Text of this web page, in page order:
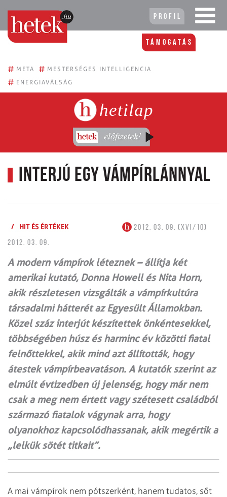
Profil
Támogatás
# META # MESTERSÉGES INTELLIGENCIA
# ENERGIAVÁLSÁG
hetilap
Interjú egy vámpírlánnyal
/ HIT ÉS ÉRTÉKEK
2012. 03. 09. (XVI/10)
2012. 03. 09.
A modern vámpírok léteznek – állítja két
amerikai kutató, Donna Howell és Nita Horn,
akik részletesen vizsgálták a vámpírkultúra
társadalmi hátterét az Egyesült Államokban.
Közel száz interjút készítettek önkéntesekkel,
többségében húsz és harminc év közötti fiatal
felnőttekkel, akik mind azt állították, hogy
átestek vámpírbeavatáson. A kutatók szerint az
elmúlt évtizedben új jelenség, hogy már nem
csak a meg nem értett vagy szétesett családból
származó fiatalok vágynak arra, hogy
olyanokhoz kapcsolódhassanak, akik megértik a
„lelkük sötét titkait”.
A mai vámpírok nem pótszer­ként, hanem tudatos, sőt